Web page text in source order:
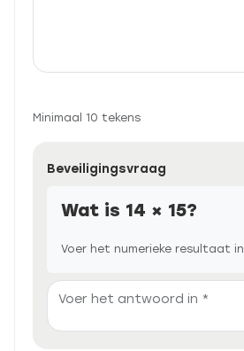
Minimaal 10 tekens
Beveiligingsvraag
Wat is 14 × 15?
Voer het numerieke resultaat in
Voer het antwoord in *